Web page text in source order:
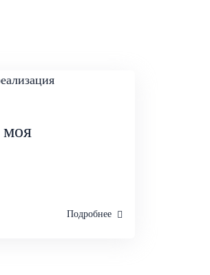
Подробнее